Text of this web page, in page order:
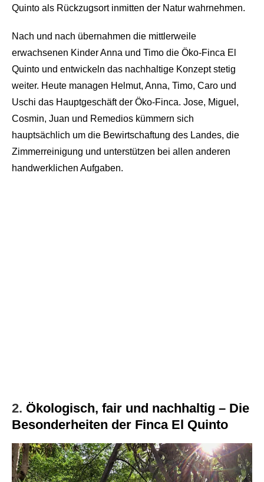
Quinto als Rückzugsort inmitten der Natur wahrnehmen.
Nach und nach übernahmen die mittlerweile
erwachsenen Kinder Anna und Timo die Öko-Finca El
Quinto und entwickeln das nachhaltige Konzept stetig
weiter. Heute managen Helmut, Anna, Timo, Caro und
Uschi das Hauptgeschäft der Öko-Finca. Jose, Miguel,
Cosmin, Juan und Remedios kümmern sich
hauptsächlich um die Bewirtschaftung des Landes, die
Zimmerreinigung und unterstützen bei allen anderen
handwerklichen Aufgaben.
2. Ökologisch, fair und nachhaltig – Die
Besonderheiten der Finca El Quinto